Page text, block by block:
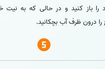
باز کنید و در حالی که به نیت
را درون ظرف آب بچکانید.